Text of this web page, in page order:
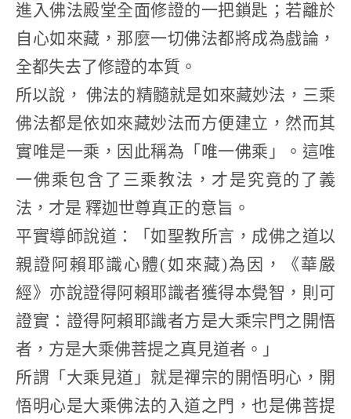
進入佛法殿堂全面修證的一把鎖匙；若離於
自心如來藏，那麼一切佛法都將成為戲論，
全都失去了修證的本質。
所以說， 佛法的精髓就是如來藏妙法，三乘
佛法都是依如來藏妙法而方便建立，然而其
實唯是一乘，因此稱為「唯一佛乘」。這唯
一佛乘包含了三乘教法，才是究竟的了義
法，才是 釋迦世尊真正的意旨。
平實導師說道：「如聖教所言，成佛之道以
親證阿賴耶識心體(如來藏)為因，《華嚴
經》亦說證得阿賴耶識者獲得本覺智，則可
證實：證得阿賴耶識者方是大乘宗門之開悟
者，方是大乘佛菩提之真見道者。」
所謂「大乘見道」就是禪宗的開悟明心，開
悟明心是大乘佛法的入道之門，也是佛菩提